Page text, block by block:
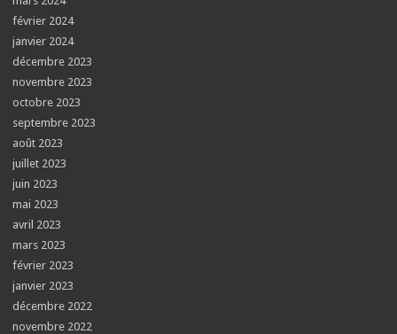
février 2024
janvier 2024
décembre 2023
novembre 2023
octobre 2023
septembre 2023
août 2023
juillet 2023
juin 2023
mai 2023
avril 2023
mars 2023
février 2023
janvier 2023
décembre 2022
novembre 2022